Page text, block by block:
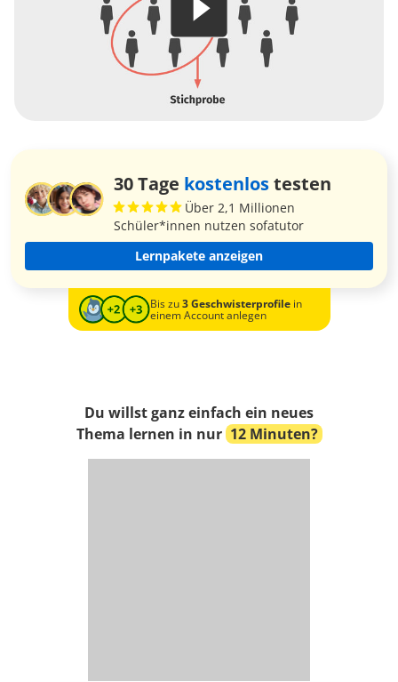
30 Tage kostenlostesten
Über 2,1 Millionen
Schüler*innen nutzen sofatutor
Lernpakete anzeigen
Bis zu3 Geschwisterprofilein
einem Account anlegen
Du willst ganz einfach ein neues
Thema lernen in nur 12 Minuten?